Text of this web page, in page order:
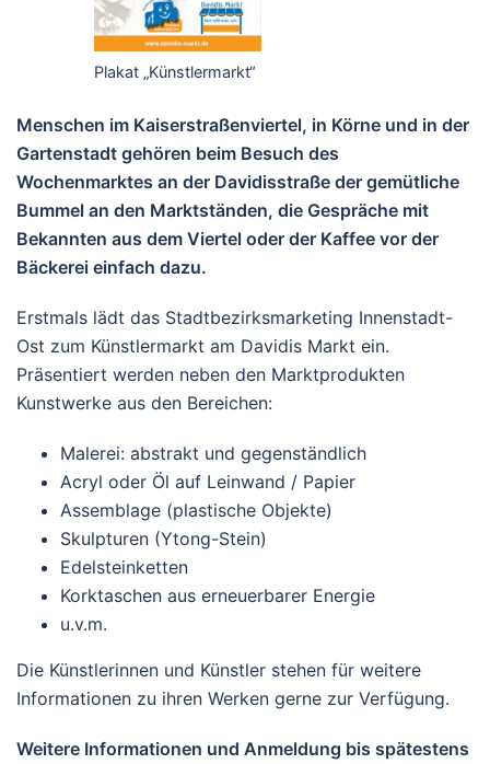
Plakat „Künstlermarkt“
Menschen im Kaiserstraßenviertel, in Körne und in der
Gartenstadt gehören beim Besuch des
Wochenmarktes an der Davidisstraße der gemütliche
Bummel an den Marktständen, die Gespräche mit
Bekannten aus dem Viertel oder der Kaffee vor der
Bäckerei einfach dazu.
Erstmals lädt das Stadtbezirksmarketing Innenstadt-
Ost zum Künstlermarkt am Davidis Markt ein.
Präsentiert werden neben den Marktprodukten
Kunstwerke aus den Bereichen:
Malerei: abstrakt und gegenständlich
Acryl oder Öl auf Leinwand / Papier
Assemblage (plastische Objekte)
Skulpturen (Ytong-Stein)
Edelsteinketten
Korktaschen aus erneuerbarer Energie
u.v.m.
Die Künstlerinnen und Künstler stehen für weitere
Informationen zu ihren Werken gerne zur Verfügung.
Weitere Informationen und Anmeldung bis spätestens